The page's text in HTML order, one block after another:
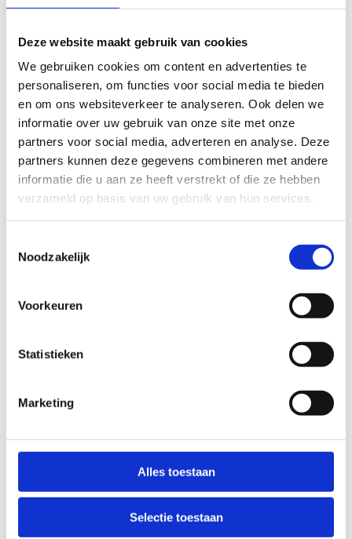
Deze website maakt gebruik van cookies
We gebruiken cookies om content en advertenties te
personaliseren, om functies voor social media te bieden
en om ons websiteverkeer te analyseren. Ook delen we
informatie over uw gebruik van onze site met onze
partners voor social media, adverteren en analyse. Deze
partners kunnen deze gegevens combineren met andere
informatie die u aan ze heeft verstrekt of die ze hebben
verzameld op basis van uw gebruik van hun services.
Noodzakelijk
Voorkeuren
Statistieken
Marketing
Alles toestaan
Selectie toestaan
Vergelijk
Vergelijk
Zekeringautomaat
Op voorraad*
€30,70
Aardlekschakelaar
Zekeringautomaat
1